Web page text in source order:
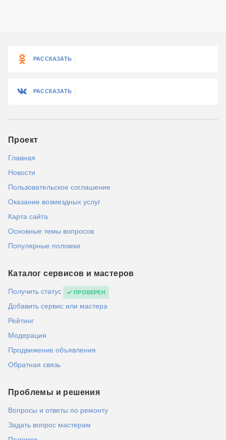
РАССКАЗАТЬ
РАССКАЗАТЬ
Проект
Главная
Новости
Пользовательское соглашение
Оказание возмездных услуг
Карта сайта
Основные темы вопросов
Популярные поломки
Каталог сервисов и мастеров
Получить статус ПРОВЕРЕН
Добавить сервис или мастера
Рейтинг
Модерация
Продвижение объявления
Обратная связь
Проблемы и решения
Вопросы и ответы по ремонту
Задать вопрос мастерам